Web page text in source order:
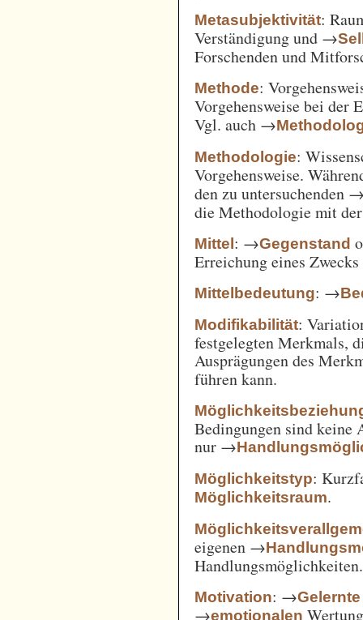
Metasubjektivität:
Verständigung und →
Forschenden und
Methode:
Vorgehensweise bei der
Vgl. auch →
Methodologie:
Vorgehensweise.
den zu untersuchenden
die Methodologie mit
Mittel: →Gegenstand
Erreichung eines
Mittelbedeutung: →
Modifikabilität:
festgelegten Merkmals,
Ausprägungen des
führen kann.
Bedingungen sind keine
nur →
Möglichkeitstyp:
Möglichkeitsraum.
eigenen →
Handlungsmöglichkeiten.
Motivation: →Gelernte
→emotionalen